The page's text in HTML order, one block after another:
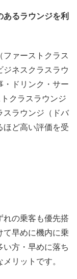
あるラウンジを利
ァーストクラス
ネスクラスラウ
・ドリンク・サー
クラスラウンジ
スラウンジ（ドバ
ほど高い評価を受
れの乗客も優先搭
て早めに機内に乗
い方・早めに落ち
リットです。